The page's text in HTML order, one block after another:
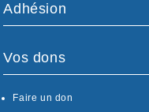
Adhésion
Vos dons
Faire un don